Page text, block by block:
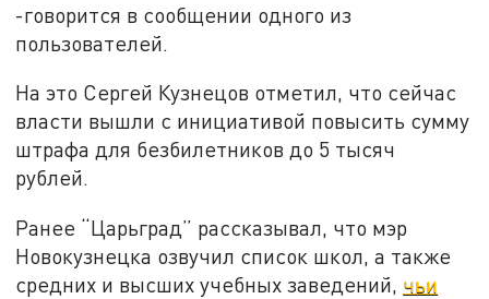
-говорится в сообщении одного из
пользователей.
На это Сергей Кузнецов отметил, что сейчас
власти вышли с инициативой повысить сумму
штрафа для безбилетников до 5 тысяч
рублей.
Ранее “Царьград” рассказывал, что мэр
Новокузнецка озвучил список школ, а также
средних и высших учебных заведений, чьи